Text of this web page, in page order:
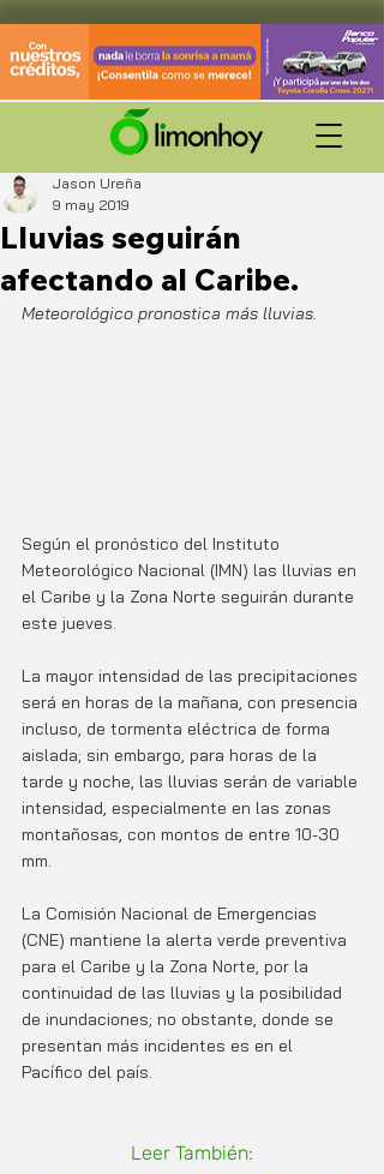
Lluvias seguirán
afectando al Caribe.
Jason Ureña
9 may 2019
Meteorológico pronostica más lluvias.
Según el pronóstico del Instituto
Meteorológico Nacional (IMN) las lluvias en
el Caribe y la Zona Norte seguirán durante
este jueves.
La mayor intensidad de las precipitaciones
será en horas de la mañana, con presencia
incluso, de tormenta eléctrica de forma
aislada; sin embargo, para horas de la
tarde y noche, las lluvias serán de variable
intensidad, especialmente en las zonas
montañosas, con montos de entre 10-30
mm.
La Comisión Nacional de Emergencias
(CNE) mantiene la alerta verde preventiva
para el Caribe y la Zona Norte, por la
continuidad de las lluvias y la posibilidad
de inundaciones; no obstante, donde se
presentan más incidentes es en el
Pacífico del país.
Leer También: